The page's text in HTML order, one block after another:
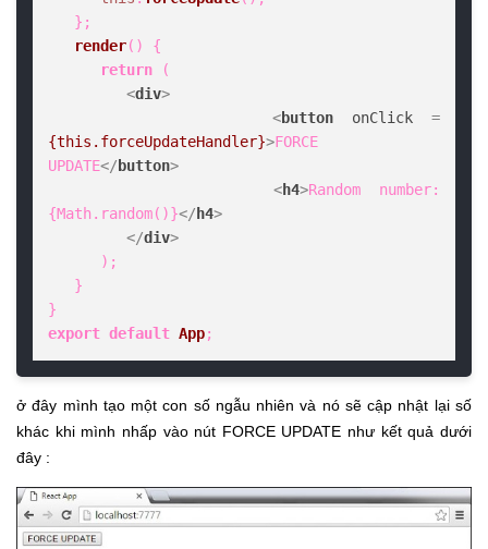
render( ) {
return (
<div>
<button onClick
{this.forceUpdateHandler}>FORCE
UPDATE</ button>
<h4>Random number:
{Math.random()}</ h4>
</div>
export default App;
ở đây mình tạo một con số ngẫu nhiên và nó sẽ cập nhật lại số
khác khi mình nhấp vào nút FORCE UPDATE như kết quả dưới
đây :